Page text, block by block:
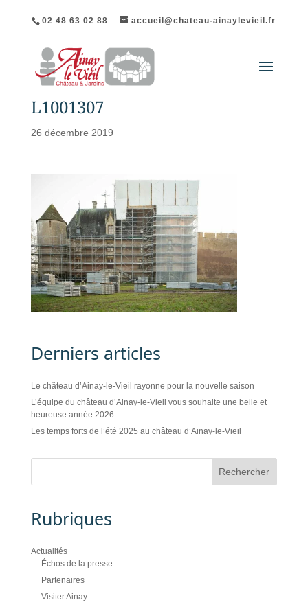
02 48 63 02 88 accueil@chateau-ainaylevieil.fr
L1001307
26 décembre 2019
Derniers articles
Le château d’Ainay-le-Vieil rayonne pour la nouvelle saison
L’équipe du château d’Ainay-le-Vieil vous souhaite une belle et
heureuse année 2026
Les temps forts de l’été 2025 au château d’Ainay-le-Vieil
Rubriques
Actualités
Échos de la presse
Partenaires
Visiter Ainay